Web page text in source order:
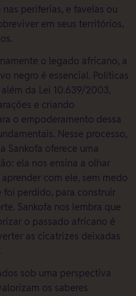
periferias, e favelas ou
em seus territórios,
o legado africano, a
negro é essencial. Políticas
da Lei 10.639/2003,
e criando
o empoderamento dessa
Nesse processo,
Sankofa oferece uma
ela nos ensina a olhar
com ele, sem medo
foi perdido, para construir
Sankofa nos lembra que
o passado africano é
as cicatrizes deixadas
sob uma perspectiva
os saberes